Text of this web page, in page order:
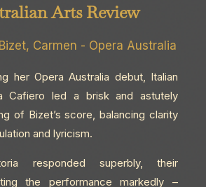
Arts Review
Bizet, Carmen - Opera Australia
her Opera Australia debut, Italian
Cafiero led a brisk and astutely
of Bizet’s score, balancing clarity
and lyricism.
responded superbly, their
the performance markedly –